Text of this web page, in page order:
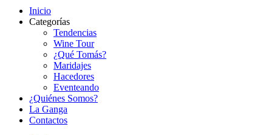
Inicio
Categorías
Tendencias
Wine Tour
¿Qué Tomás?
Maridajes
Hacedores
Eventeando
¿Quiénes Somos?
La Ganga
Contactos